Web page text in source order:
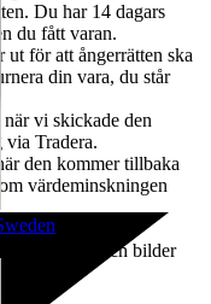
Du har 14 dagars
du fått varan.
ut för att ångerrätten ska
din vara, du står
vi skickade den
Tradera.
den kommer tillbaka
värdeminskningen
beskrivning och bilder
snarast.